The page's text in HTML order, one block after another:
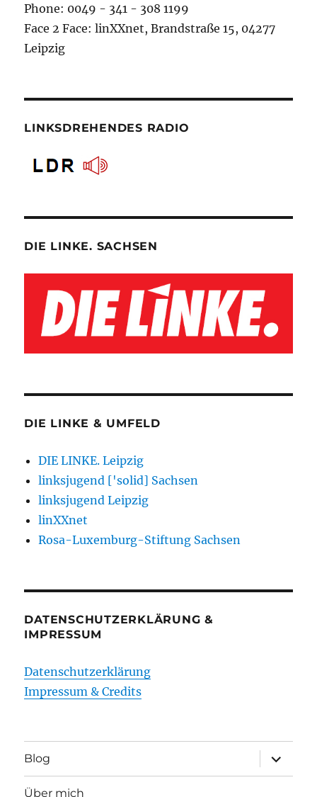
Phone: 0049 - 341 - 308 1199
Face 2 Face: linXXnet, Brandstraße 15, 04277
Leipzig
LINKSDREHENDES RADIO
DIE LINKE. SACHSEN
DIE LINKE & UMFELD
DIE LINKE. Leipzig
linksjugend ['solid] Sachsen
linksjugend Leipzig
linXXnet
Rosa-Luxemburg-Stiftung Sachsen
DATENSCHUTZERKLÄRUNG &
IMPRESSUM
Datenschutzerklärung
Impressum & Credits
Blog
öffnen
Über mich